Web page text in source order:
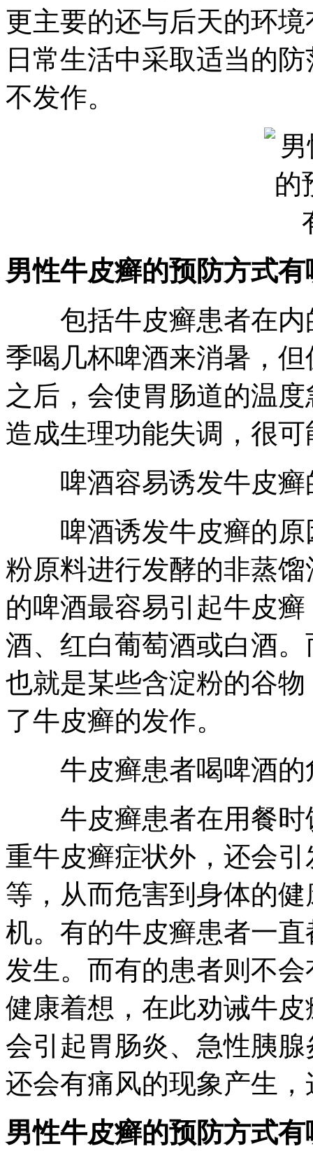
更主要的还与后天的环
日常生活中采取适当的
不发作。
男性牛皮癣的预防方式有
包括牛皮癣患者在内
季喝几杯啤酒来消暑，
之后，会使胃肠道的温
造成生理功能失调，很
啤酒容易诱发牛皮癣
啤酒诱发牛皮癣的原
粉原料进行发酵的非蒸
的啤酒最容易引起牛皮
酒、红白葡萄酒或白酒
也就是某些含淀粉的谷
了牛皮癣的发作。
牛皮癣患者喝啤酒的
牛皮癣患者在用餐时
重牛皮癣症状外，还会
等，从而危害到身体的
机。有的牛皮癣患者一
发生。而有的患者则不
健康着想，在此劝诫牛
会引起胃肠炎、急性胰
还会有痛风的现象产生
男性牛皮癣的预防方式有